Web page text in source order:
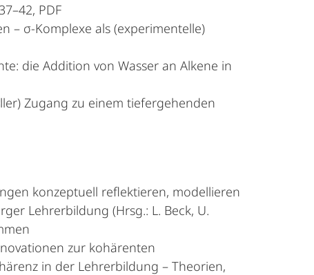
PDF
– σ-Komplexe als (experimentelle)
die Addition von Wasser an Alkene in
Zugang zu einem tiefergehenden
konzeptuell reflektieren, modellieren
Lehrerbildung (Hrsg.: L. Beck, U.
zur kohärenten
in der Lehrerbildung – Theorien,